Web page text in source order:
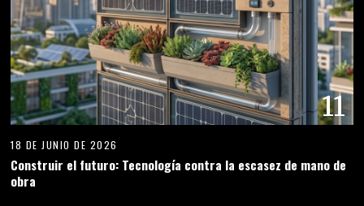
11
18 DE JUNIO DE 2026
Construir el futuro: Tecnología contra la escasez de mano de
obra